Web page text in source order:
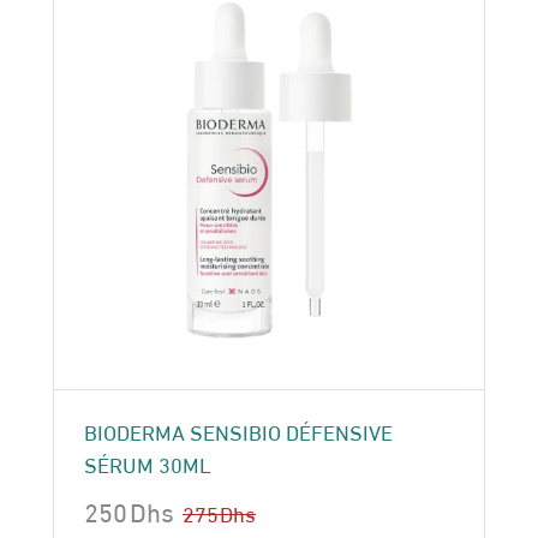
BIODERMA SENSIBIO DÉFENSIVE
SÉRUM 30ML
275Dhs
250Dhs